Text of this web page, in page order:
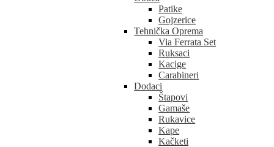
Patike
Gojzerice
Tehnička Oprema
Via Ferrata Set
Ruksaci
Kacige
Carabineri
Dodaci
Štapovi
Gamaše
Rukavice
Kape
Kačketi